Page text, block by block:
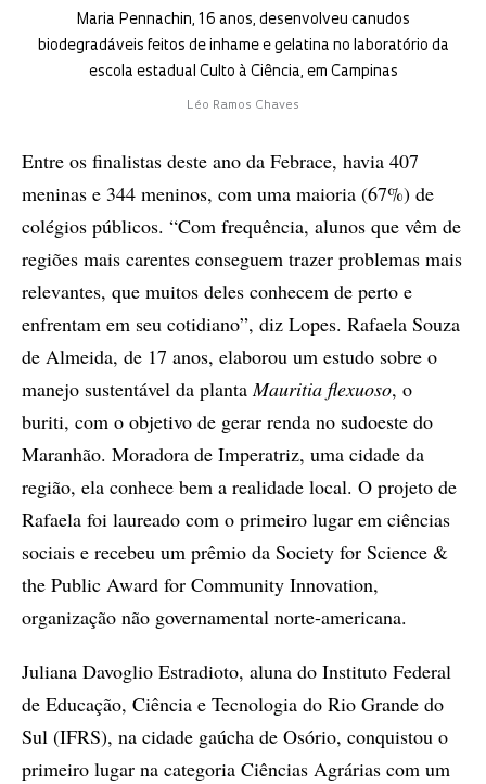
Maria Pennachin, 16 anos, desenvolveu canudos
biodegradáveis feitos de inhame e gelatina no laboratório da
escola estadual Culto à Ciência, em Campinas
Léo Ramos Chaves
Entre os finalistas deste ano da Febrace, havia 407
meninas e 344 meninos, com uma maioria (67%) de
colégios públicos. “Com frequência, alunos que vêm de
regiões mais carentes conseguem trazer problemas mais
relevantes, que muitos deles conhecem de perto e
enfrentam em seu cotidiano”, diz Lopes. Rafaela Souza
de Almeida, de 17 anos, elaborou um estudo sobre o
manejo sustentável da planta Mauritia flexuoso, o
buriti, com o objetivo de gerar renda no sudoeste do
Maranhão. Moradora de Imperatriz, uma cidade da
região, ela conhece bem a realidade local. O projeto de
Rafaela foi laureado com o primeiro lugar em ciências
sociais e recebeu um prêmio da Society for Science &
the Public Award for Community Innovation,
organização não governamental norte-americana.
Juliana Davoglio Estradioto, aluna do Instituto Federal
de Educação, Ciência e Tecnologia do Rio Grande do
Sul (IFRS), na cidade gaúcha de Osório, conquistou o
primeiro lugar na categoria Ciências Agrárias com um